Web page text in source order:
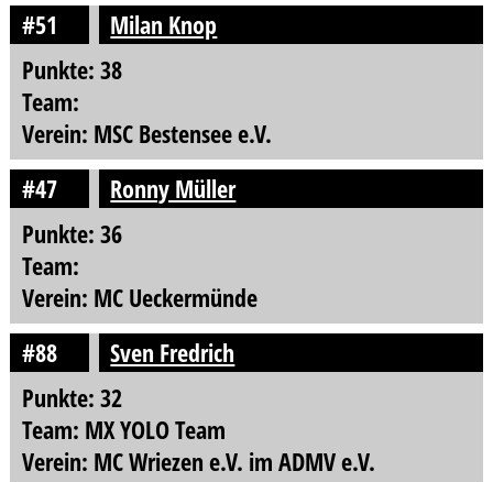
#51
Milan Knop
Punkte: 38
Team:
Verein: MSC Bestensee e.V.
#47
Ronny Müller
Punkte: 36
Team:
Verein: MC Ueckermünde
#88
Sven Fredrich
Punkte: 32
Team: MX YOLO Team
Verein: MC Wriezen e.V. im ADMV e.V.